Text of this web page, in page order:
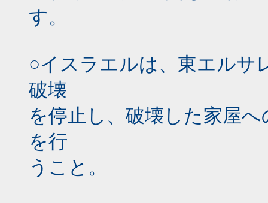
す。
○イスラエルは、東エルサ
破壊
を停止し、破壊した家屋
を行
うこと。